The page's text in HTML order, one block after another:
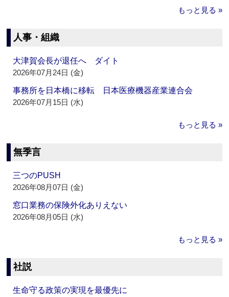
もっと見る »
人事・組織
大津賀会長が退任へ ダイト
2026年07月24日 (金)
事務所を日本橋に移転 日本医療機器産業連合会
2026年07月15日 (水)
もっと見る »
無季言
三つのPUSH
2026年08月07日 (金)
窓口業務の保険外化ありえない
2026年08月05日 (水)
もっと見る »
社説
生命守る政策の実現を最優先に